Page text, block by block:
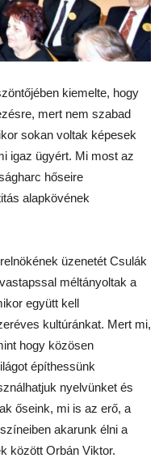
kiemelte, hogy
mert nem szabad
sokan voltak képesek
igaz ügyért. Mi most az
hőseire
alapkövének
üzenetét Csulák
méltányoltak a
együtt kell
kultúránkat. Mert mi,
hogy közösen
építhessünk
nyelvünket és
őseink, mi is az erő, a
akarunk élni a
között Orbán Viktor.